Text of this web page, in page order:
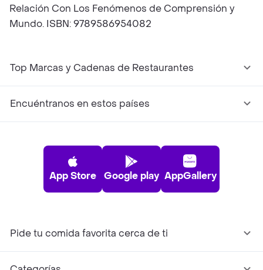
Relación Con Los Fenómenos de Comprensión y
Mundo. ISBN: 9789586954082
Top Marcas y Cadenas de Restaurantes
Encuéntranos en estos países
App Store Google play AppGallery
Pide tu comida favorita cerca de ti